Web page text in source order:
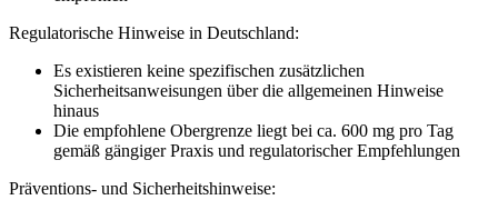
Regulatorische Hinweise in Deutschland:
Es existieren keine spezifischen zusätzlichen
Sicherheitsanweisungen über die allgemeinen Hinweise
hinaus
Die empfohlene Obergrenze liegt bei ca. 600 mg pro Tag
gemäß gängiger Praxis und regulatorischer Empfehlungen
Präventions- und Sicherheitshinweise: